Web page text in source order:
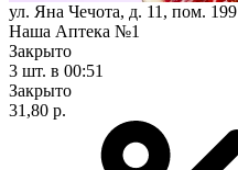
ул. Яна Чечота, д. 11, пом. 199
Наша Аптека №1
Закрыто
3 шт. в 00:51
Закрыто
31,80 р.